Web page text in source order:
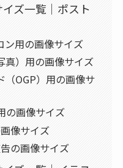
ズ一覧｜ポスト
ン用の画像サイズ
真）用の画像サイズ
（OGP）用の画像サ
の画像サイズ
像サイズ
の画像サイズ